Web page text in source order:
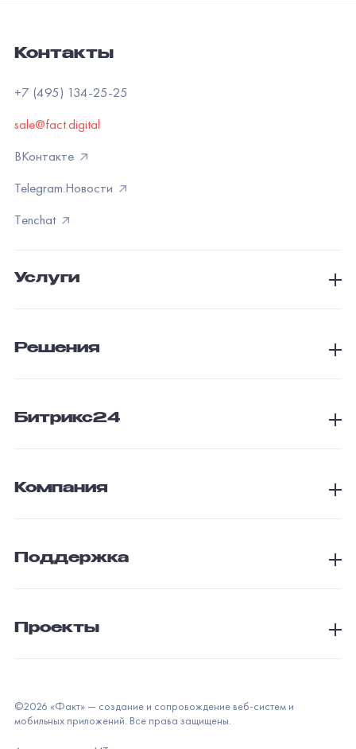
Контакты
+7 (495) 134-25-25
sale@fact.digital
ВКонтакте
Telegram.Новости
Тenchat
Услуги
Решения
Битрикс24
Компания
Поддержка
Проекты
©2026 «Факт» — создание и сопровождение веб-систем и
мобильных приложений. Все права защищены.